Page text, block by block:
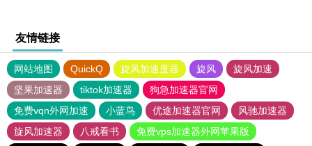
友情链接
网站地图 QuickQ 旋风加速度器 旋风
旋风加速
坚果加速器
tiktok加速器
狗急加速器官网
免费vqn外网加速
小蓝鸟 优途加速器官网
风驰加速器
旋风加速器
八戒看书
免费vps加速器外网苹果版